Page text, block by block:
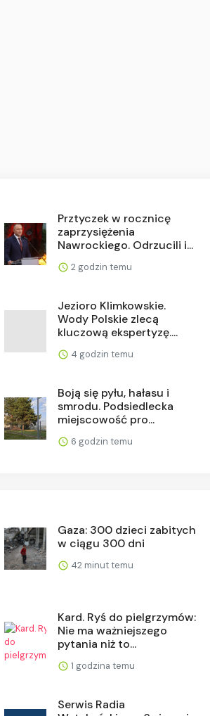
Prztyczek w rocznicę
zaprzysiężenia
Nawrockiego. Odrzucili i...
2 godzin temu
Jezioro Klimkowskie.
Wody Polskie zlecą
kluczową ekspertyzę....
4 godzin temu
Boją się pyłu, hałasu i
smrodu. Podsiedlecka
miejscowość pro...
6 godzin temu
Gaza: 300 dzieci zabitych
w ciągu 300 dni
42 minut temu
Kard. Ryś do pielgrzymów:
Nie ma ważniejszego
pytania niż to...
1 godzina temu
Serwis Radia